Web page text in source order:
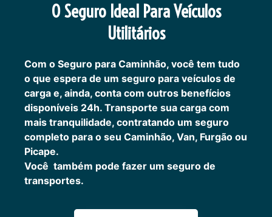
O Seguro Ideal Para Veículos
Utilitários
Com o Seguro para Caminhão, você tem tudo
o que espera de um seguro para veículos de
carga e, ainda, conta com outros benefícios
disponíveis 24h. Transporte sua carga com
mais tranquilidade, contratando um seguro
completo para o seu Caminhão, Van, Furgão ou
Picape.
Você também pode fazer um seguro de
transportes.